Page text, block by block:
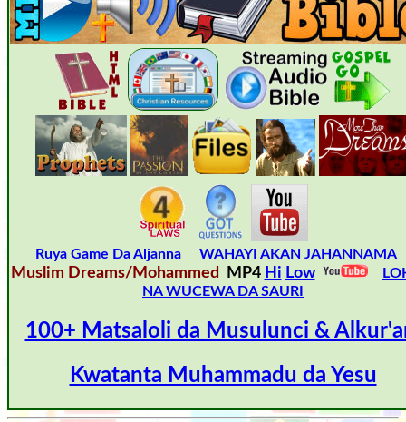
Ruya Game Da Aljanna WAHAYI AKAN JAHANNAMA
Muslim Dreams/Mohammed MP4 Hi Low
NA WUCEWA DA SAURI
100+ Matsaloli da Musulunci &
Kwatanta Muhammadu da Yesu